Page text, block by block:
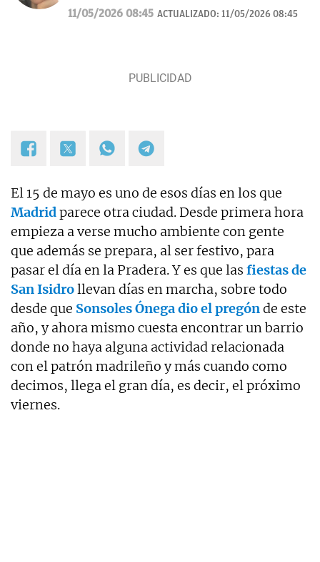
desde 2007.
11/05/2026 08:45 ACTUALIZADO: 11/05/2026 08:45
El 15 de mayo es uno de esos días en los que
Madridparece otra ciudad. Desde primera hora
empieza a verse mucho ambiente con gente
que además se prepara, al ser festivo, para
pasar el día en la Pradera. Y es que las fiestas de
San Isidrollevan días en marcha, sobre todo
desde que Sonsoles Ónega dio el pregónde este
año, y ahora mismo cuesta encontrar un barrio
donde no haya alguna actividad relacionada
con el patrón madrileño y más cuando como
decimos, llega el gran día, es decir, el próximo
viernes.